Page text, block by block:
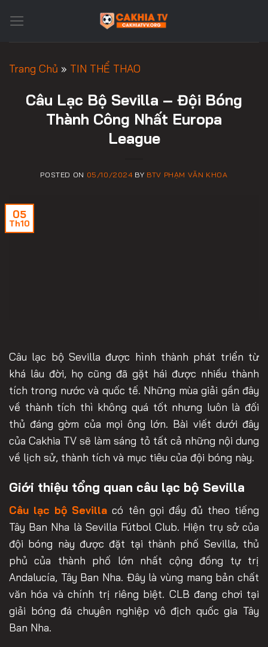
Trang Chủ » TIN THỂ THAO
Câu Lạc Bộ Sevilla – Đội Bóng
Thành Công Nhất Europa
League
POSTED ON 05/10/2024 BY BTV PHẠM VĂN KHOA
05
Th10
Câu lạc bộ Sevilla được hình thành phát triển từ
khá lâu đời, họ cũng đã gặt hái được nhiều thành
tích trong nước và quốc tế. Những mùa giải gần đây
về thành tích thì không quá tốt nhưng luôn là đối
thủ đáng gờm của mọi ông lớn. Bài viết dưới đây
của Cakhia TV sẽ làm sáng tỏ tất cả những nội dung
về lịch sử, thành tích và mục tiêu của đội bóng này.
Giới thiệu tổng quan câu lạc bộ Sevilla
Câu lạc bộ Sevilla có tên gọi đầy đủ theo tiếng
Tây Ban Nha là Sevilla Fútbol Club. Hiện trụ sở của
đội bóng này được đặt tại thành phố Sevilla, thủ
phủ của thành phố lớn nhất cộng đồng tự trị
Andalucía, Tây Ban Nha. Đây là vùng mang bản chất
văn hóa và chính trị riêng biệt. CLB đang chơi tại
giải bóng đá chuyên nghiệp vô địch quốc gia Tây
Ban Nha.